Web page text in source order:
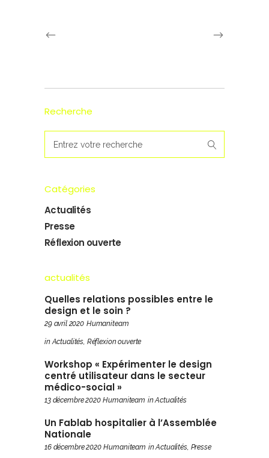
Recherche
for:
Catégories
Actualités
Presse
Réflexion ouverte
actualités
Quelles relations possibles entre le
design et le soin ?
29 avril 2020 Humaniteam
in Actualités, Réflexion ouverte
Workshop « Expérimenter le design
centré utilisateur dans le secteur
médico-social »
13 décembre 2020 Humaniteam in Actualités
Un Fablab hospitalier à l’Assemblée
Nationale
16 décembre 2020 Humaniteam in Actualités, Presse